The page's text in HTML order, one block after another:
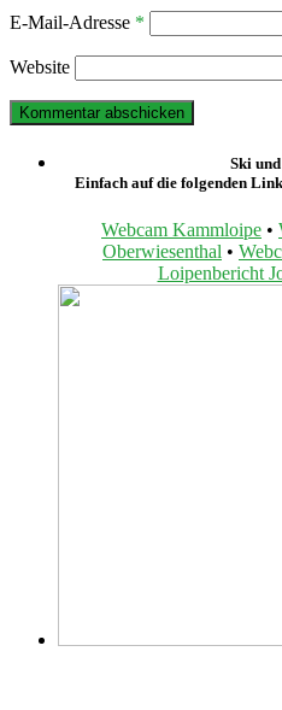
E-Mail-Adresse *
Website
Ski
Einfach auf die folgenden
Webcam Kammloipe •
Oberwiesenthal •
Loipenbericht